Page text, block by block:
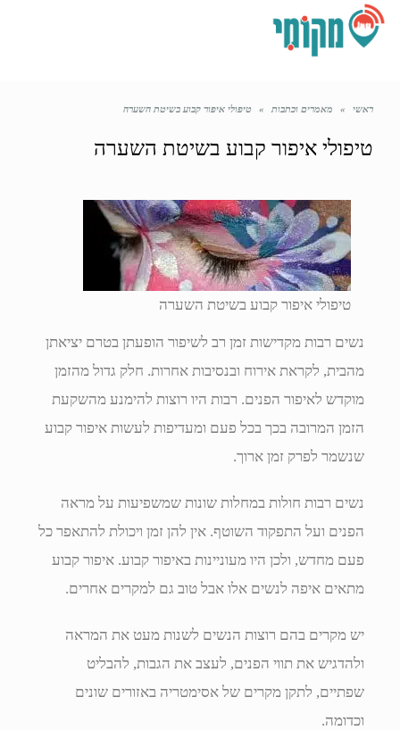
ראשי » מאמרים וכתבות » טיפולי איפור קבוע בשיטת השערה
טיפולי איפור קבוע בשיטת השערה
טיפולי איפור קבוע בשיטת השערה
נשים רבות מקדישות זמן רב לשיפור הופעתן בטרם יציאתן
מהבית, לקראת אירוח ובנסיבות אחרות. חלק גדול מהזמן
מוקדש לאיפור הפנים. רבות היו רוצות להימנע מהשקעת
הזמן המרובה בכך בכל פעם ומעדיפות לעשות איפור קבוע
שנשמר לפרק זמן ארוך.
נשים רבות חולות במחלות שונות שמשפיעות על מראה
הפנים ועל התפקוד השוטף. אין להן זמן ויכולת להתאפר כל
פעם מחדש, ולכן היו מעוניינות באיפור קבוע. איפור קבוע
מתאים איפה לנשים אלו אבל טוב גם למקרים אחרים.
יש מקרים בהם רוצות הנשים לשנות מעט את המראה
ולהדגיש את תווי הפנים, לעצב את הגבות, להבליט
שפתיים, לתקן מקרים של אסימטריה באזורים שונים
וכדומה.